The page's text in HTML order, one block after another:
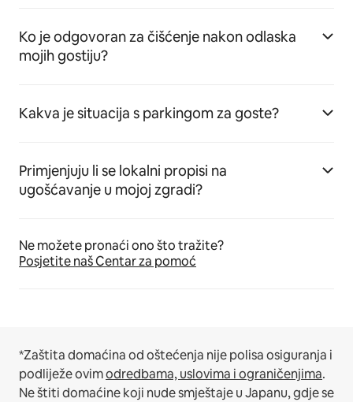
Ko je odgovoran za čišćenje nakon odlaska
mojih gostiju?
Kakva je situacija s parkingom za goste?
Primjenjuju li se lokalni propisi na
ugošćavanje u mojoj zgradi?
Ne možete pronaći ono što tražite?
Posjetite naš Centar za pomoć
*Zaštita domaćina od oštećenja nije polisa osiguranja i
podliježe ovimodredbama, uslovima i ograničenjima.
Ne štiti domaćine koji nude smještaje u Japanu, gdje se